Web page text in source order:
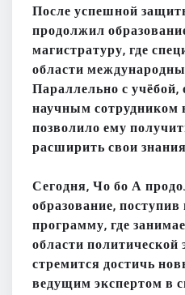
После успешной
продолжил
магистратуру, где
области
Параллельно с учёбой,
научным сотрудником
позволило ему
расширить свои
Сегодня, Чо бо А
образование,
программу, где
области
стремится достичь
ведущим экспертом в